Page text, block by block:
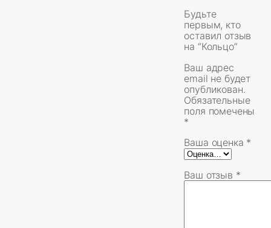
Будьте
первым, кто
оставил отзыв
на “Кольцо”
Ваш адрес
email не будет
опубликован.
Обязательные
поля помечены
*
Ваша оценка *
Ваш отзыв *